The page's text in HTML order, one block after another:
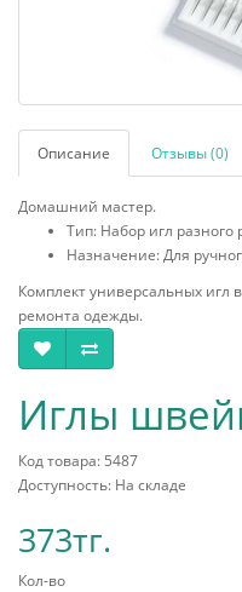
Описание Отзывы (0)
Домашний мастер.
Тип: Набор игл разного
Назначение: Для
Комплект универсальных игл
ремонта одежды.
Иглы
Код товара: 5487
Доступность: На складе
373тг.
Кол-во